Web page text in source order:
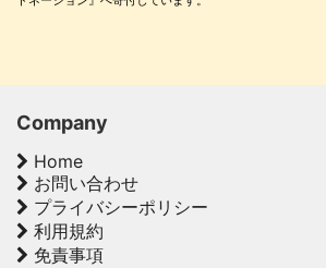
Company
Home
お問い合わせ
プライバシーポリシー
利用規約
免責事項